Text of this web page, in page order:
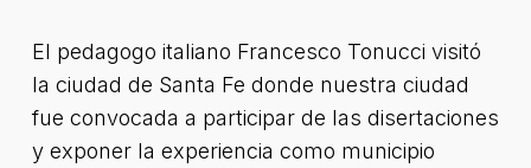
El pedagogo italiano Francesco Tonucci visitó
la ciudad de Santa Fe donde nuestra ciudad
fue convocada a participar de las disertaciones
y exponer la experiencia como municipio